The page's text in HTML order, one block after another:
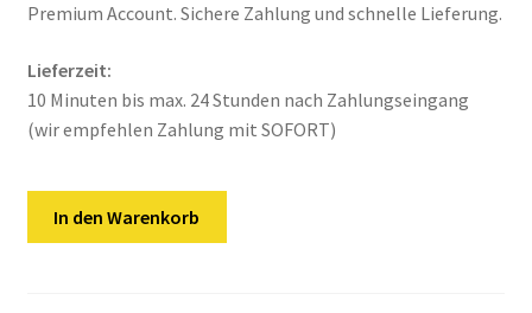
Kontakt
Versandinfos
Zahlungsarten
Premium Account. Sichere Zahlung und schnelle Lieferung.
Lieferzeit:
10 Minuten bis max. 24 Stunden nach Zahlungseingang
(wir empfehlen Zahlung mit SOFORT)
In den Warenkorb